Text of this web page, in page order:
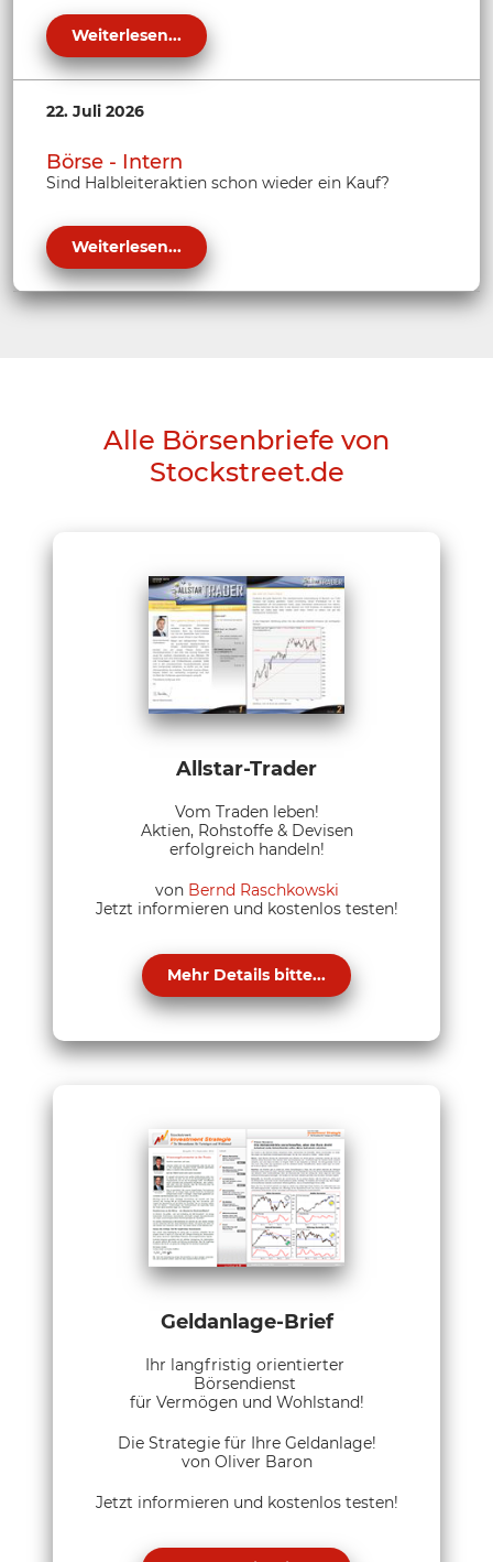
Weiterlesen...
22. Juli 2026
Börse - Intern
Sind Halbleiteraktien schon wieder ein Kauf?
Weiterlesen...
Alle Börsenbriefe von
Stockstreet.de
Allstar-Trader
Vom Traden leben!
Aktien, Rohstoffe & Devisen
erfolgreich handeln!
von Bernd Raschkowski
Jetzt informieren und kostenlos testen!
Mehr Details bitte...
Geldanlage-Brief
Ihr langfristig orientierter
Börsendienst
für Vermögen und Wohlstand!
Die Strategie für Ihre Geldanlage!
von Oliver Baron
Jetzt informieren und kostenlos testen!